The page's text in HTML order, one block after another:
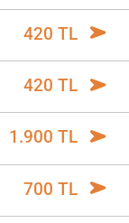
420 TL
420 TL
1.900 TL
700 TL